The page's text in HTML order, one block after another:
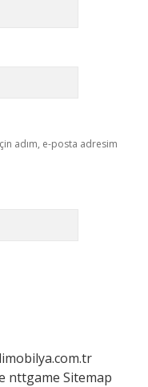
adım, e-posta adresim
nttgame Sitemap